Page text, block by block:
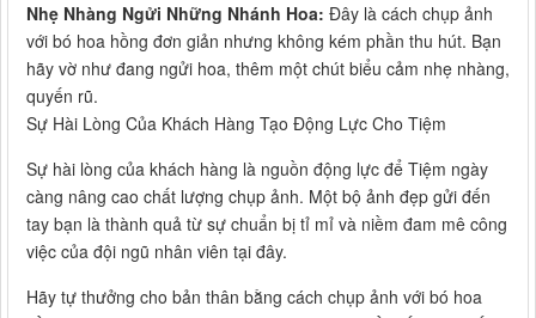
Nhẹ Nhàng Ngửi Những Nhánh Hoa: Đây là cách chụp ảnh
với bó hoa hồng đơn giản nhưng không kém phần thu hút. Bạn
hãy vờ như đang ngửi hoa, thêm một chút biểu cảm nhẹ nhàng,
quyến rũ.
Sự Hài Lòng Của Khách Hàng Tạo Động Lực Cho Tiệm
Sự hài lòng của khách hàng là nguồn động lực để Tiệm ngày
càng nâng cao chất lượng chụp ảnh. Một bộ ảnh đẹp gửi đến
tay bạn là thành quả từ sự chuẩn bị tỉ mỉ và niềm đam mê công
việc của đội ngũ nhân viên tại đây.
Hãy tự thưởng cho bản thân bằng cách chụp ảnh với bó hoa